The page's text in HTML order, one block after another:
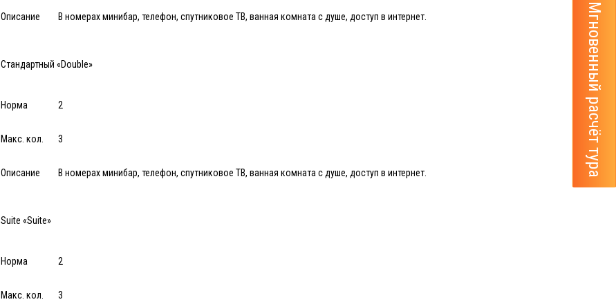
Мгновенный расчёт тура
Описание В номерах минибар, телефон, спутниковое ТВ, ванная комната с душе, доступ в интернет.
Стандартный «Double»
Норма 2
Макс. кол. 3
Описание В номерах минибар, телефон, спутниковое ТВ, ванная комната с душе, доступ в интернет.
Suite «Suite»
Норма 2
Макс. кол. 3